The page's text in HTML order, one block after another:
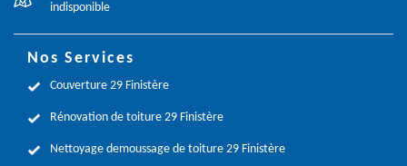
indisponible
Nos Services
Couverture 29 Finistère
Rénovation de toiture 29 Finistère
Nettoyage demoussage de toiture 29 Finistère